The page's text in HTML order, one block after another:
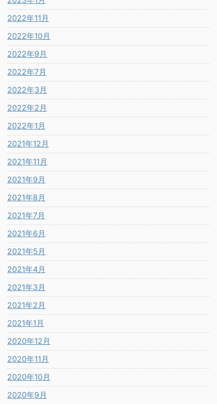
2022年11月
2022年10月
2022年9月
2022年7月
2022年3月
2022年2月
2022年1月
2021年12月
2021年11月
2021年9月
2021年8月
2021年7月
2021年6月
2021年5月
2021年4月
2021年3月
2021年2月
2021年1月
2020年12月
2020年11月
2020年10月
2020年9月